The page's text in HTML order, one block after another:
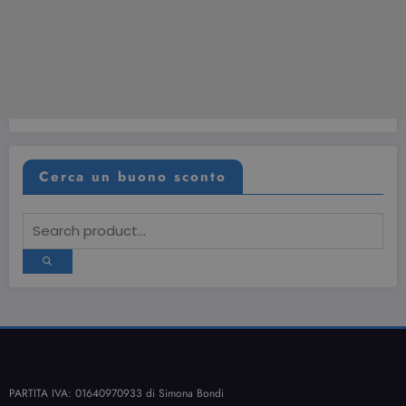
Cerca un buono sconto
PARTITA IVA: 01640970933 di Simona Bondi